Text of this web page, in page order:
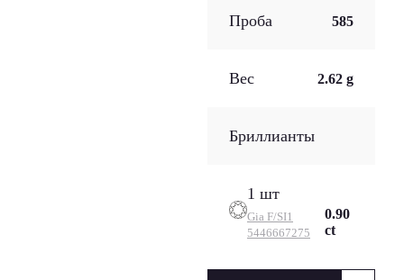
Проба 585
Вес 2.62 g
Бриллианты
1 шт
Gia F/SI1
5446667275
0.90
ct